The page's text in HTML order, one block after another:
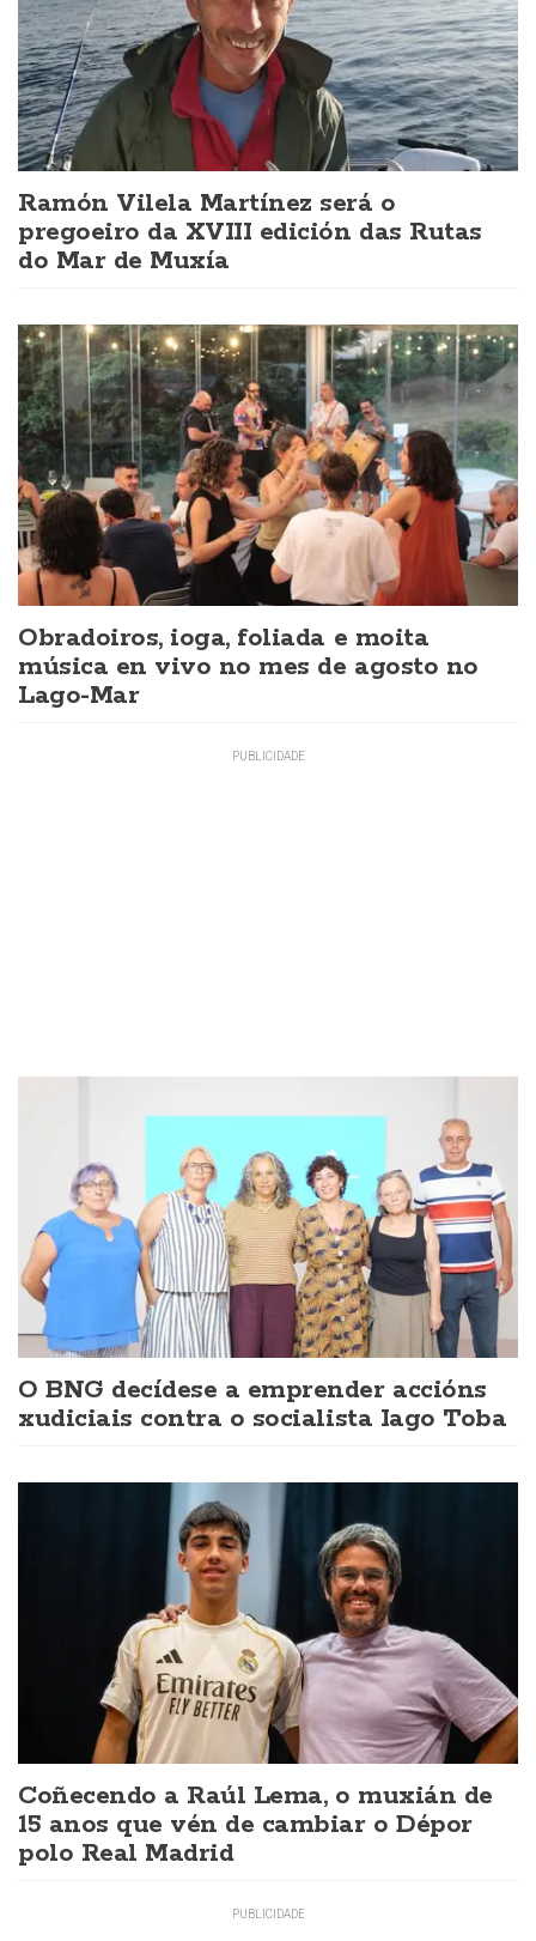
Ramón Vilela Martínez será o
pregoeiro da XVIII edición das Rutas
do Mar de Muxía
Obradoiros, ioga, foliada e moita
música en vivo no mes de agosto no
Lago-Mar
O BNG decídese a emprender accións
xudiciais contra o socialista Iago Toba
Coñecendo a Raúl Lema, o muxián de
15 anos que vén de cambiar o Dépor
polo Real Madrid